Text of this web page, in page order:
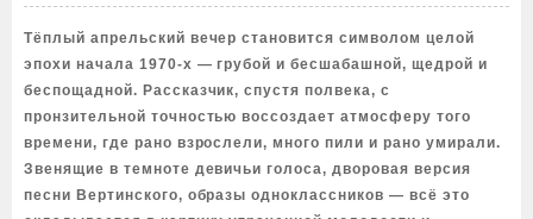
Тёплый апрельский вечер становится символом целой
эпохи начала 1970-х — грубой и бесшабашной, щедрой и
беспощадной. Рассказчик, спустя полвека, с
пронзительной точностью воссоздает атмосферу того
времени, где рано взрослели, много пили и рано умирали.
Звенящие в темноте девичьи голоса, дворовая версия
песни Вертинского, образы одноклассников — всё это